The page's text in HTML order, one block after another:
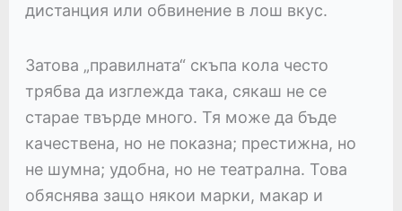
дистанция или обвинение в лош вкус.
Затова „правилната“ скъпа кола често
трябва да изглежда така, сякаш не се
старае твърде много. Тя може да бъде
качествена, но не показна; престижна, но
не шумна; удобна, но не театрална. Това
обяснява защо някои марки, макар и